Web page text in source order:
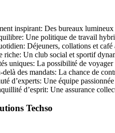
inspirant: Des bureaux
Une politique de travail
Déjeuners, collations et café
riche: Un club social et sportif
uniques: La possibilité de
delà des mandats: La chance de
d’experts: Une équipe
d’esprit: Une assurance
Techso